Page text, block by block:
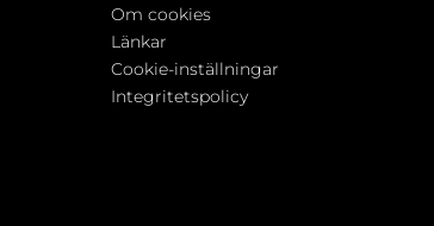
Om cookies
Länkar
Cookie-inställningar
Integritetspolicy